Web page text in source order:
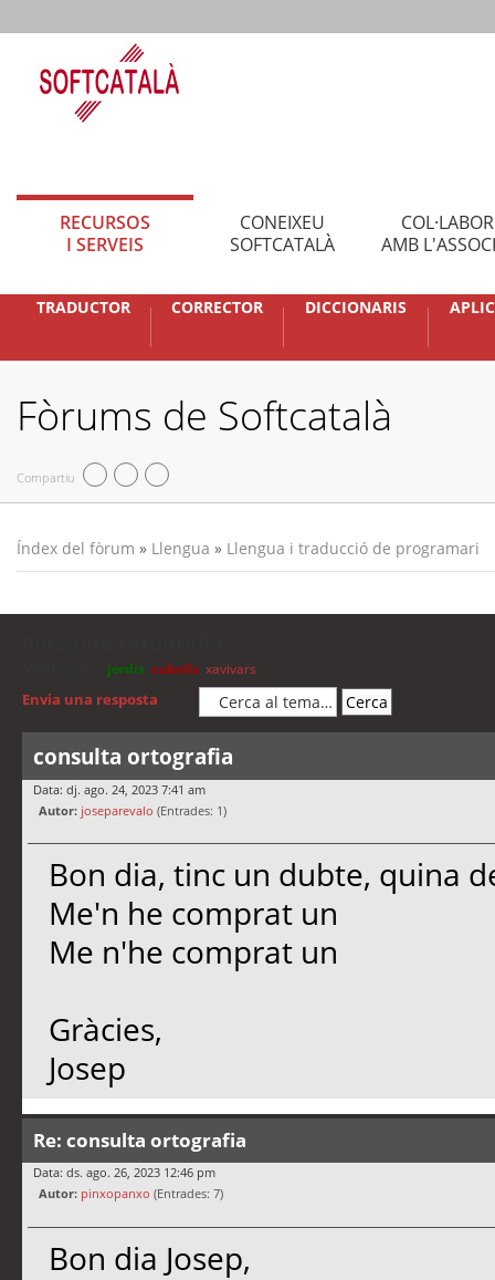
RECURSOS
I SERVEIS
CONEIXEU
SOFTCATALÀ
AMB
TRADUCTOR CORRECTOR DICCIONARIS
Fòrums de Softcatalà
Compartiu
Índex del fòrum » Llengua » Llengua i traducció de programari
jordis cubells xavivars
Envia una resposta
consulta ortografia
Data: dj. ago. 24, 2023 7:41 am
Autor: joseparevalo (Entrades: 1)
Bon dia, tinc un dubte, quina
Me'n he comprat un
Me n'he comprat un
Gràcies,
Josep
Re: consulta ortografia
Data: ds. ago. 26, 2023 12:46 pm
Autor: pinxopanxo (Entrades: 7)
Bon dia Josep,